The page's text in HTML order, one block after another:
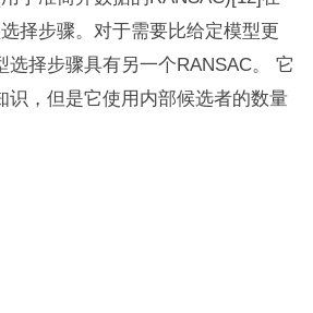
择步骤。对于需要比给定模型更
选择步骤具有另一个RANSAC。 它
识，但是它使用内部候选者的数量